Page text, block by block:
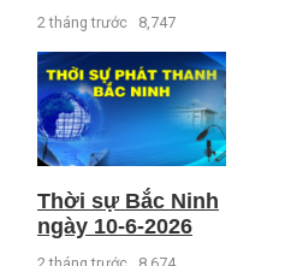
2 tháng trước 8,747
Thời sự Bắc Ninh
ngày 10-6-2026